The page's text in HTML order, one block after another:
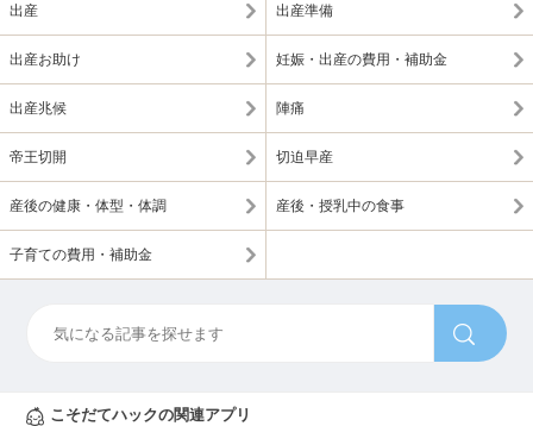
出産 出産準備
出産お助け 妊娠・出産の費用・補助金
出産兆候 陣痛
帝王切開 切迫早産
産後の健康・体型・体調 産後・授乳中の食事
子育ての費用・補助金
こそだてハックの関連アプリ